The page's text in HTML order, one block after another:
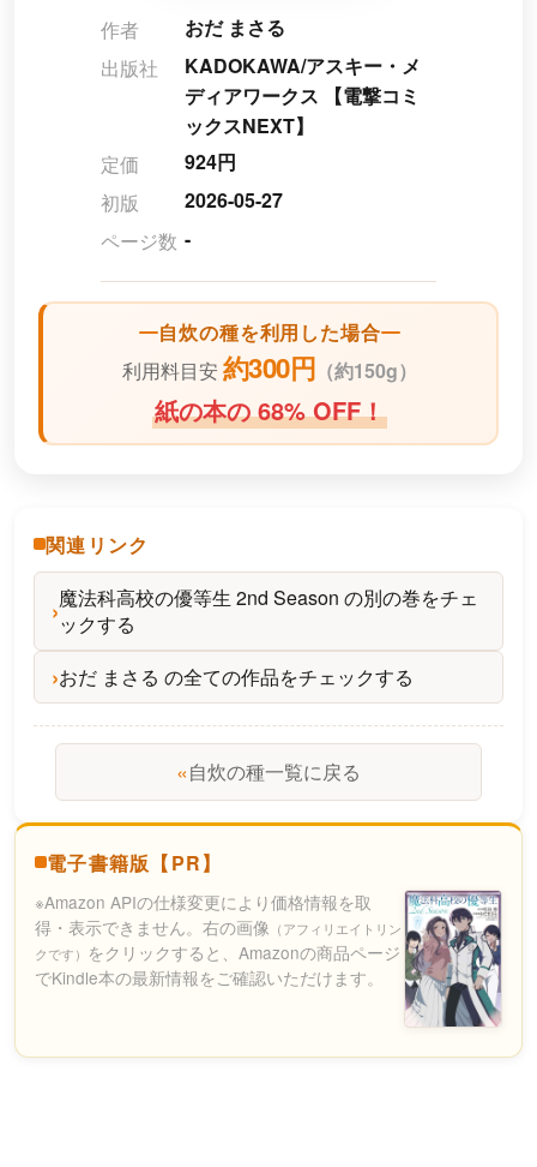
作者
おだ まさる
出版社
KADOKAWA/アスキー・メ
ディアワークス 【電撃コミ
ックスNEXT】
定価
924円
初版
2026-05-27
ページ数 -
自炊の種を利用した場合
利用料目安 約300円 （約150g）
紙の本の 68% OFF！
関連リンク
魔法科高校の優等生 2nd Season の別の巻をチェ
ックする
おだ まさる の全ての作品をチェックする
«自炊の種一覧に戻る
電子書籍版【PR】
※Amazon APIの仕様変更により価格情報を取
得・表示できません。右の画像 （アフィリエイトリン
クです） をクリックすると、Amazonの商品ページ
でKindle本の最新情報をご確認いただけます。